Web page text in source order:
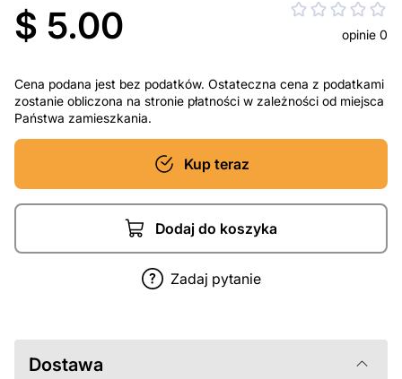
$ 5.00 opinie 0
Cena podana jest bez podatków. Ostateczna cena z podatkami
zostanie obliczona na stronie płatności w zależności od miejsca
Państwa zamieszkania.
Kup teraz
Dodaj do koszyka
Zadaj pytanie
Dostawa